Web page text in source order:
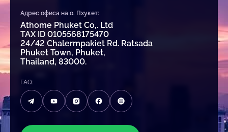
Адрес офиса на о. Пхукет:
Athome Phuket Co,. Ltd
TAX ID 0105568175470
24/42 Chalermpakiet Rd. Ratsada
Phuket Town, Phuket,
Thailand, 83000.
FAQ: